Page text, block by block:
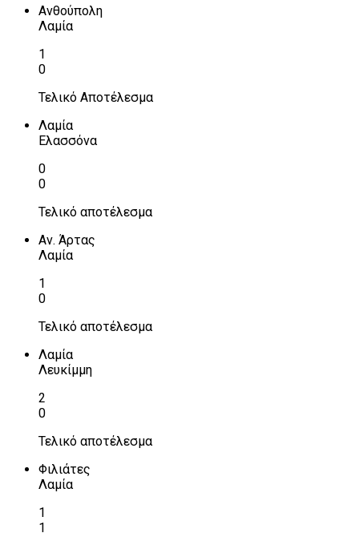
Ανθούπολη
Λαμία
1
0
Τελικό Αποτέλεσμα
Λαμία
Ελασσόνα
0
0
Τελικό αποτέλεσμα
Αν. Άρτας
Λαμία
1
0
Τελικό αποτέλεσμα
Λαμία
Λευκίμμη
2
0
Τελικό αποτέλεσμα
Φιλιάτες
Λαμία
1
1